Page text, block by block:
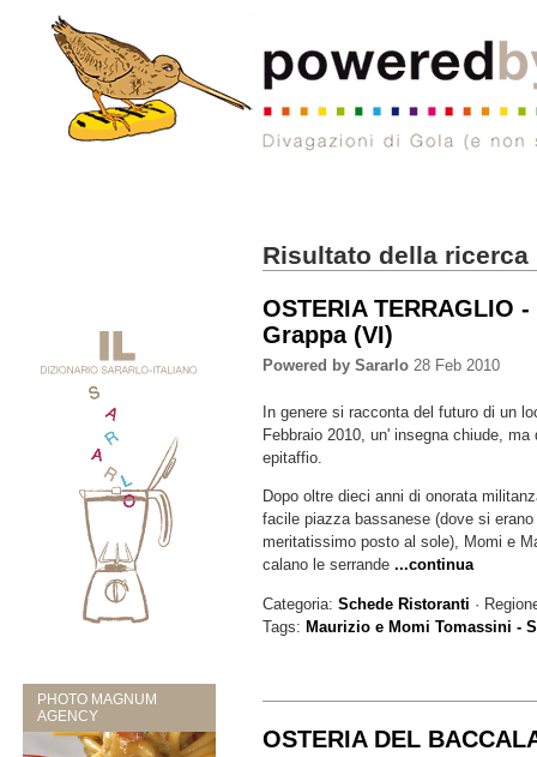
PHOTO MAGNUM
AGENCY
Risultato della ricerca
OSTERIA TERRAGLIO
Grappa (VI)
Powered by Sararlo 28 Feb 2010
In genere si racconta del futuro di un
Febbraio 2010, un' insegna chiude, ma
epitaffio.
Dopo oltre dieci anni di onorata
facile piazza bassanese (dove si
meritatissimo posto al sole), Momi e
calano le serrande...continua
Categoria:Schede Ristoranti ·
Tags:Maurizio e Momi Tomassini -
OSTERIA DEL